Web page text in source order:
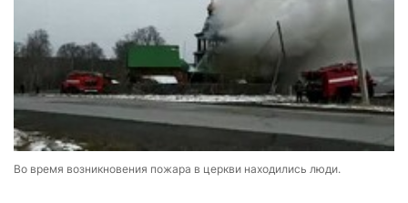
Во время возникновения пожара в церкви находились люди.